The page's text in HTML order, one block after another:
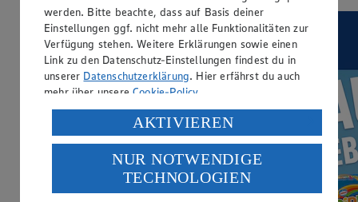
werden. Bitte beachte, dass auf Basis deiner
Einstellungen ggf. nicht mehr alle Funktionalitäten zur
Verfügung stehen. Weitere Erklärungen sowie einen
Link zu den Datenschutz-Einstellungen findest du in
unserer Datenschutzerklärung. Hier erfährst du auch
mehr über unsereCookie-Policy.
Verarbeitung deiner personenbezogenen Daten in den
USA durch Facebook und YouTube:
Wenn du auf „Aktivieren“ klickst, willigst du im Sinne
des Art. 49 Abs. 1 Satz 1 lit. a) DSGVO ein, dass deine
Daten in den USA verarbeitet werden. Der EuGH sieht
AKTIVIEREN
NUR NOTWENDIGE
TECHNOLOGIEN